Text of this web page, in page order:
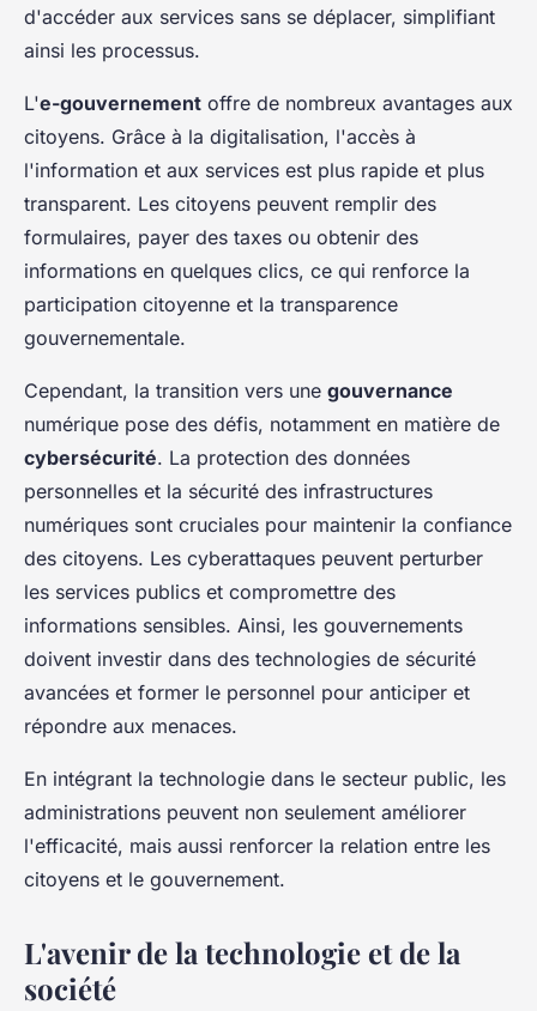
d'accéder aux services sans se déplacer, simplifiant
ainsi les processus.
L'e-gouvernement offre de nombreux avantages aux
citoyens. Grâce à la digitalisation, l'accès à
l'information et aux services est plus rapide et plus
transparent. Les citoyens peuvent remplir des
formulaires, payer des taxes ou obtenir des
informations en quelques clics, ce qui renforce la
participation citoyenne et la transparence
gouvernementale.
Cependant, la transition vers une gouvernance
numérique pose des défis, notamment en matière de
cybersécurité. La protection des données
personnelles et la sécurité des infrastructures
numériques sont cruciales pour maintenir la confiance
des citoyens. Les cyberattaques peuvent perturber
les services publics et compromettre des
informations sensibles. Ainsi, les gouvernements
doivent investir dans des technologies de sécurité
avancées et former le personnel pour anticiper et
répondre aux menaces.
En intégrant la technologie dans le secteur public, les
administrations peuvent non seulement améliorer
l'efficacité, mais aussi renforcer la relation entre les
citoyens et le gouvernement.
L'avenir de la technologie et de la
société